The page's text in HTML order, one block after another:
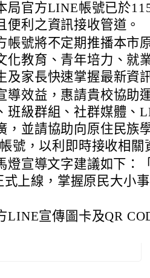
局官方LINE帳號已於
便利之資訊接收管道。
帳號將不定期推播本市
化教育、青年培力、就
及家長快速掌握最新資
導效益，惠請貴校協助
班級群組、社群媒體、
，並請協助向原住民族
號，以利即時接收相關
燈宣導文字建議如下：
式上線，掌握原民大小
LINE宣傳圖卡及QR